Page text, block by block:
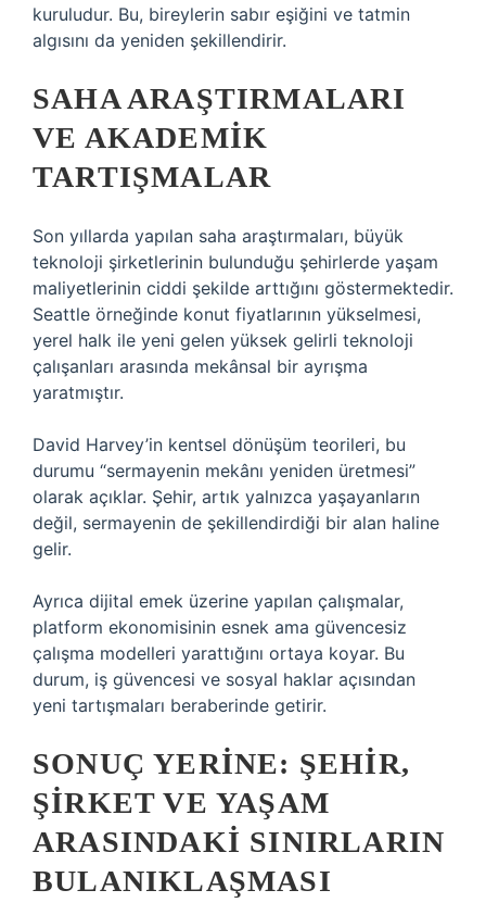
kuruludur. Bu, bireylerin sabır eşiğini ve tatmin
algısını da yeniden şekillendirir.
SAHA ARAŞTIRMALARI
VE AKADEMIK
TARTIŞMALAR
Son yıllarda yapılan saha araştırmaları, büyük
teknoloji şirketlerinin bulunduğu şehirlerde yaşam
maliyetlerinin ciddi şekilde arttığını göstermektedir.
Seattle örneğinde konut fiyatlarının yükselmesi,
yerel halk ile yeni gelen yüksek gelirli teknoloji
çalışanları arasında mekânsal bir ayrışma
yaratmıştır.
David Harvey’in kentsel dönüşüm teorileri, bu
durumu “sermayenin mekânı yeniden üretmesi”
olarak açıklar. Şehir, artık yalnızca yaşayanların
değil, sermayenin de şekillendirdiği bir alan haline
gelir.
Ayrıca dijital emek üzerine yapılan çalışmalar,
platform ekonomisinin esnek ama güvencesiz
çalışma modelleri yarattığını ortaya koyar. Bu
durum, iş güvencesi ve sosyal haklar açısından
yeni tartışmaları beraberinde getirir.
SONUÇ YERINE: ŞEHIR,
ŞIRKET VE YAŞAM
ARASINDAKI SINIRLARIN
BULANIKLAŞMASI